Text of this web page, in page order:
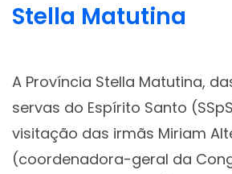
Stella Matutina
A Província Stella Matutina,
servas do Espírito Santo
visitação das irmãs Miriam
(coordenadora-geral da